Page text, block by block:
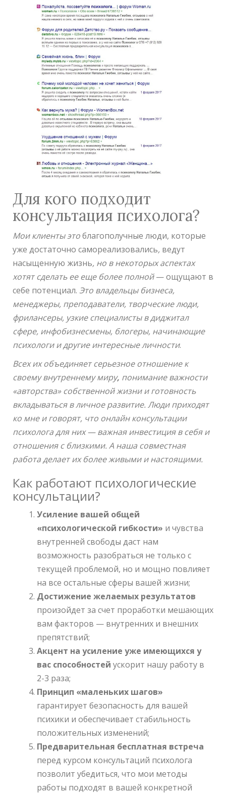
Для кого подходит
консультация психолога?
Мои клиенты этоблагополучные люди, которые
уже достаточно самореализовались, ведут
насыщенную жизнь, но в некоторых аспектах
хотят сделать ее еще более полной— ощущают в
себе потенциал. Это владельцы бизнеса,
менеджеры, преподаватели, творческие люди,
фрилансеры, узкие специалисты в диджитал
сфере, инфобизнесмены, блогеры, начинающие
психологи и другие интересные личности.
Всех их объединяет серьезное отношение к
своему внутреннему миру, понимание важности
«авторства» собственной жизни и готовность
вкладываться в личное развитие. Люди приходят
ко мне и говорят, что онлайн консультации
психолога для них — важная инвестиция в себя и
отношения с близкими. А наша совместная
работа делает их более живыми и настоящими.
Как работают психологические
консультации?
Усиление вашей общей
«психологической гибкости» и чувства
внутренней свободы даст нам
возможность разобраться не только с
текущей проблемой, но и мощно повлияет
на все остальные сферы вашей жизни;
Достижение желаемых результатов
произойдет за счет проработки мешающих
вам факторов — внутренних и внешних
препятствий;
Акцент на усиление уже имеющихся у
вас способностей ускорит нашу работу в
2-3 раза;
Принцип «маленьких шагов»
гарантирует безопасность для вашей
психики и обеспечивает стабильность
положительных изменений;
Предварительная бесплатная встреча
перед курсом консультаций психолога
позволит убедиться, что мои методы
работы подходят в вашей конкретной